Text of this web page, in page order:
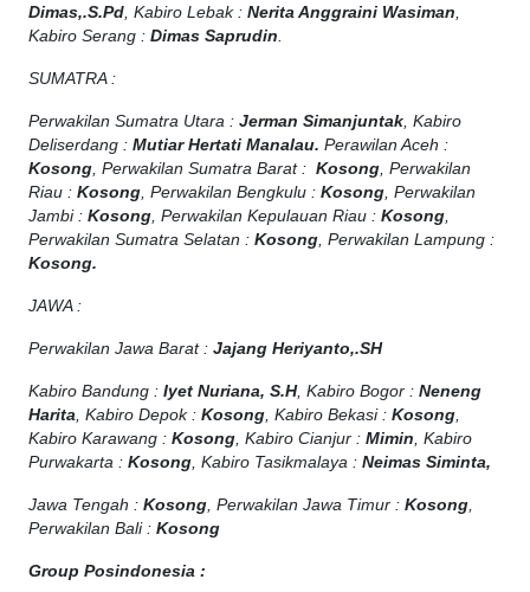
Dimas,.S.Pd , Kabiro Lebak : Nerita Anggraini Wasiman
Kabiro Serang : Dimas Saprudin
SUMATRA :
Perwakilan Sumatra Utara : Jerman Simanjuntak , Kabiro
Deliserdang : Mutiar Hertati Manalau. Perawilan Aceh :
Kosong , Perwakilan Sumatra Barat : Kosong , Perwakilan
Riau : Kosong , Perwakilan Bengkulu : Kosong , Perwakilan
Jambi : Kosong , Perwakilan Kepulauan Riau : Kosong
Perwakilan Sumatra Selatan : Kosong , Perwakilan Lampung :
Kosong.
JAWA :
Perwakilan Jawa Barat : Jajang Heriyanto,.SH
Kabiro Bandung : Iyet Nuriana, S.H, Kabiro Bogor : Neneng
Harita , Kabiro Depok : Kosong , Kabiro Bekasi : Kosong
Kabiro Karawang : Kosong , Kabiro Cianjur : Mimin , Kabiro
Purwakarta : Kosong , Kabiro Tasikmalaya : Neimas Siminta,
Jawa Tengah : Kosong , Perwakilan Jawa Timur : Kosong
Perwakilan Bali : Kosong
Group Posindonesia :